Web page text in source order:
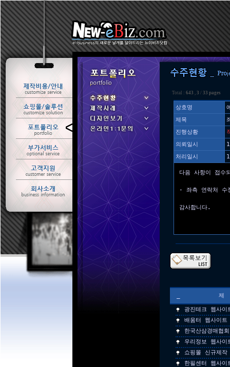
Total : 643 , 3 / 33 pages
상호명
제목
진행상황
의뢰일시
처리일시
다음 사항이 접수
- 좌측 연락처 수
감사합니다.
광진테크 웹사
배움터 웹사이트
한국산삼경매협
우리정보 웹사이
쇼핑몰 신규제작
한필센터 웹사이
ㆍ 수주현황
ㆍ 제작사례